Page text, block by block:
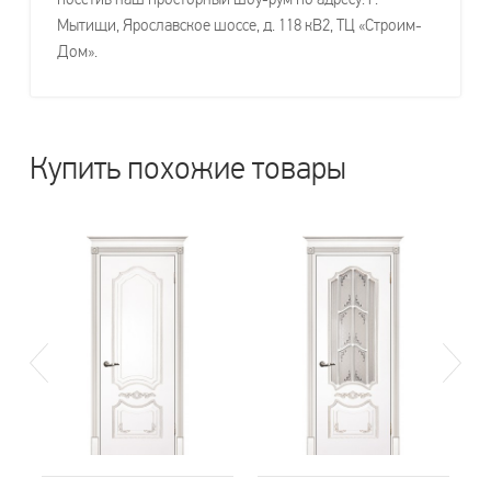
Мытищи, Ярославское шоссе, д. 118 кВ2, ТЦ «Строим-
Дом».
Купить похожие товары